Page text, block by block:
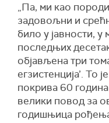
„Па, ми као
задовољни и
било у јавности, у
последњих
објављена три
егзистенција’. То
покрива 60
велики повод за
годишњица